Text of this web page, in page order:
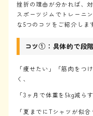
挫折の理由が分かれば、
スポーツジムでトレーニ
な5つのコツをご紹介しま
コツ①：具体的で段
「痩せたい」「筋肉をつ
く、
「3ヶ月で体重を5kg減らす
「夏までにTシャツが似合